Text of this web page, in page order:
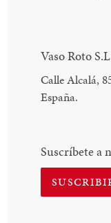
Vaso Roto
Calle Alcalá,
España.
Suscríbete a